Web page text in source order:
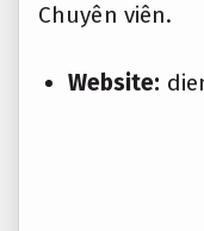
Chuyên viên.
Website: